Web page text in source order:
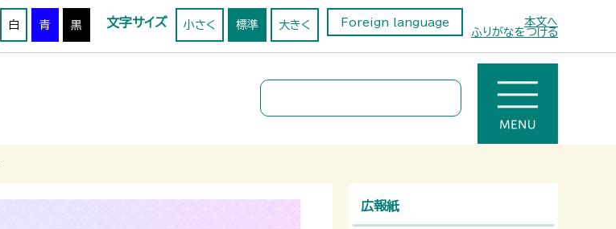
本文へ
白 青 黒 文字サイズ 小さく 標準 大きく
Foreign language
ふりがなをつける
広報紙